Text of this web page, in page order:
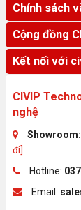
Chính sách
Cộng đồng
Kết nối với
CIVIP
nghệ
đi]
Hotline:
Email: